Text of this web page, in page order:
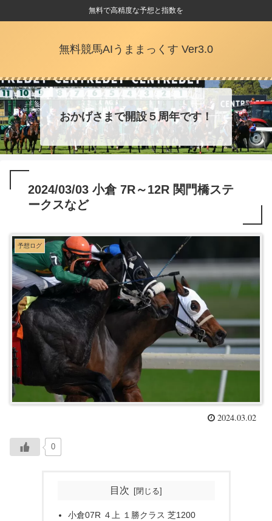
無料で高精度な予想と指数を
無料競馬AIうままっくす Ver3.0
おかげさまで開設５周年です！
2024/03/03 小倉 7R～12R 関門橋ステ
ークスなど
予想ログ
2024.03.02
0
目次
小倉07R ４上 １勝クラス 芝1200